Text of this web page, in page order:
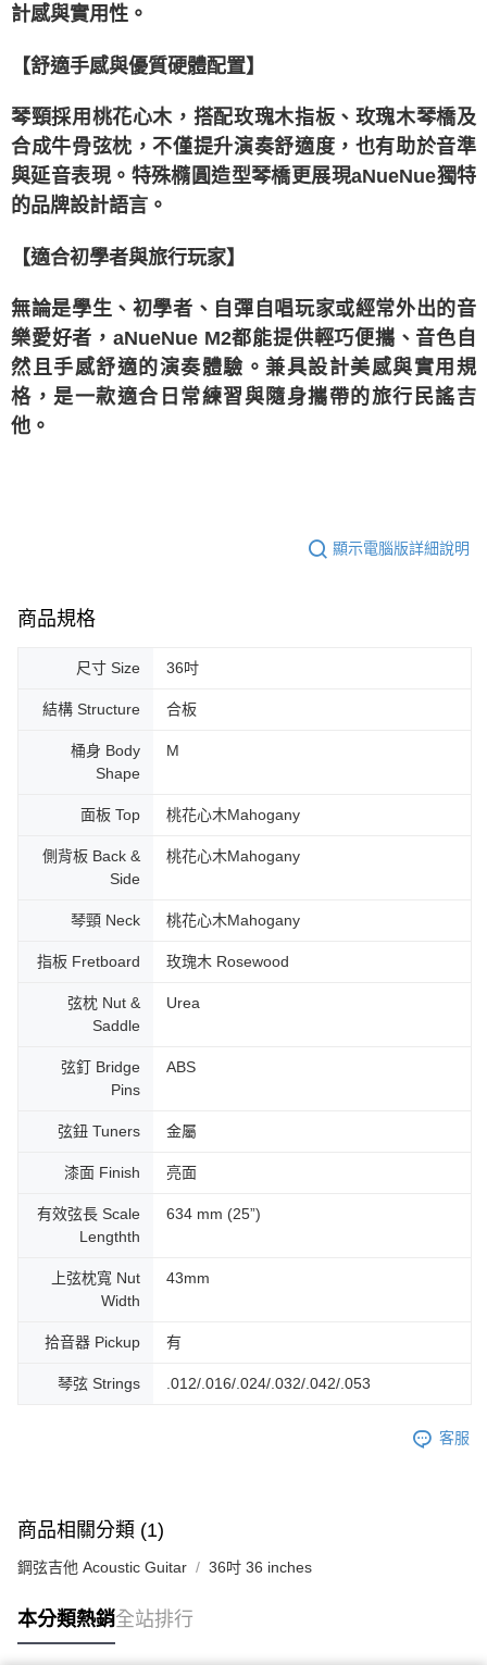
計感與實用性。
【舒適手感與優質硬體配置】
琴頸採用桃花心木，搭配玫瑰木指板、玫瑰木琴橋及
合成牛骨弦枕，不僅提升演奏舒適度，也有助於音準
與延音表現。特殊橢圓造型琴橋更展現aNueNue獨特
的品牌設計語言。
【適合初學者與旅行玩家】
無論是學生、初學者、自彈自唱玩家或經常外出的音
樂愛好者，aNueNue M2都能提供輕巧便攜、音色自
然且手感舒適的演奏體驗。兼具設計美感與實用規
格，是一款適合日常練習與隨身攜帶的旅行民謠吉
他。
顯示電腦版詳細說明
商品規格
尺寸 Size 36吋
結構 Structure 合板
桶身 Body
Shape
M
面板 Top 桃花心木Mahogany
側背板 Back &
Side
桃花心木Mahogany
琴頸 Neck 桃花心木Mahogany
指板 Fretboard 玫瑰木 Rosewood
弦枕 Nut &
Saddle
Urea
弦釘 Bridge
Pins
ABS
弦鈕 Tuners 金屬
漆面 Finish 亮面
有效弦長 Scale
Lengthth
634 mm (25”)
上弦枕寬 Nut
Width
43mm
拾音器 Pickup 有
琴弦 Strings .012/.016/.024/.032/.042/.053
客服
商品相關分類 (1)
鋼弦吉他 Acoustic Guitar 36吋 36 inches
本分類熱銷全站排行